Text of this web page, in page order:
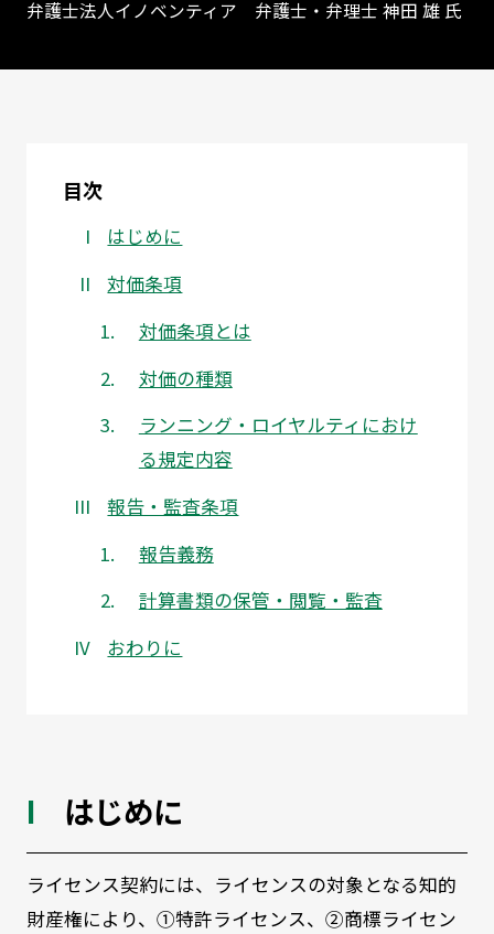
弁護士法人イノベンティア 弁護士・弁理士 神田 雄 氏
目次
はじめに
対価条項
対価条項とは
対価の種類
ランニング・ロイヤルティにおけ
る規定内容
報告・監査条項
報告義務
計算書類の保管・閲覧・監査
おわりに
はじめに
ライセンス契約には、ライセンスの対象となる知的
財産権により、①特許ライセンス、②商標ライセン